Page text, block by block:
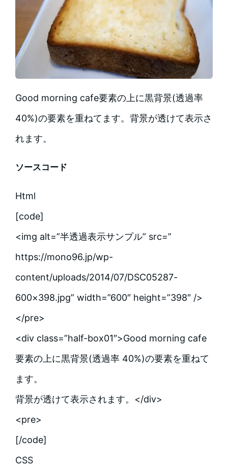
Good morning cafe要素の上に黒背景(透過率
40%)の要素を重ねてます。背景が透けて表示さ
れます。
ソースコード
Html
[code]
<img alt=”半透過表示サンプル” src=”
https://mono96.jp/wp-
content/uploads/2014/07/DSC05287-
600×398.jpg” width=”600″ height=”398″ />
</pre>
<div class=”half-box01″>Good morning cafe
要素の上に黒背景(透過率 40%)の要素を重ねて
ます。
背景が透けて表示されます。</div>
<pre>
[/code]
CSS